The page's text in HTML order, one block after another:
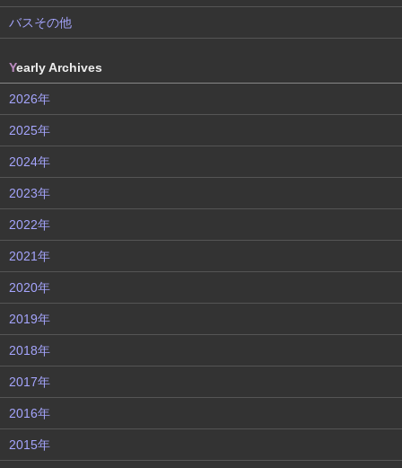
バスその他
Yearly Archives
2026年
2025年
2024年
2023年
2022年
2021年
2020年
2019年
2018年
2017年
2016年
2015年